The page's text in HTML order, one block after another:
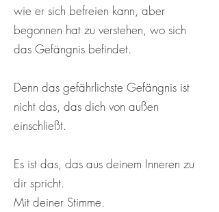
wie er sich befreien kann, aber
begonnen hat zu verstehen, wo sich
das Gefängnis befindet.
Denn das gefährlichste Gefängnis ist
nicht das, das dich von außen
einschließt.
Es ist das, das aus deinem Inneren zu
dir spricht.
Mit deiner Stimme.